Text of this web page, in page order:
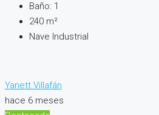
Baño: 1
240 m²
Nave Industrial
Yanett Villafán
hace 6 meses